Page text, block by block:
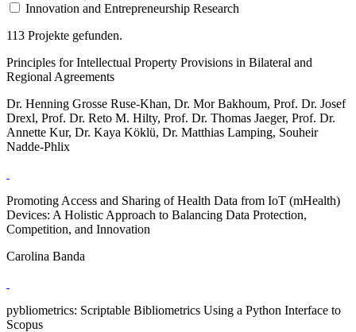
Innovation and Entrepreneurship Research
113 Projekte gefunden.
Principles for Intellectual Property Provisions in Bilateral and
Regional Agreements
Dr. Henning Grosse Ruse-Khan, Dr. Mor Bakhoum, Prof. Dr. Josef
Drexl, Prof. Dr. Reto M. Hilty, Prof. Dr. Thomas Jaeger, Prof. Dr.
Annette Kur, Dr. Kaya Köklü, Dr. Matthias Lamping, Souheir
Nadde-Phlix
Promoting Access and Sharing of Health Data from IoT (mHealth)
Devices: A Holistic Approach to Balancing Data Protection,
Competition, and Innovation
Carolina Banda
pybliometrics: Scriptable Bibliometrics Using a Python Interface to
Scopus